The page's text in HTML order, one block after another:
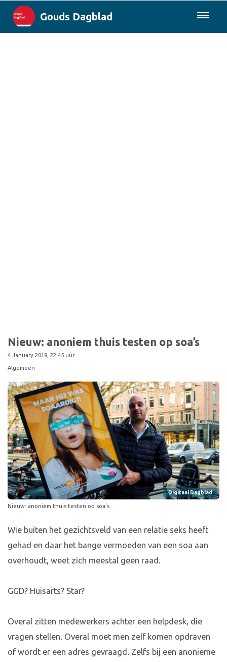
Gouds Dagblad
Nieuw: anoniem thuis testen op soa’s
4 January 2019, 22:45 uur
Algemeen
Digitaal Dagblad
Nieuw: anoniem thuis testen op soa’s
Wie buiten het gezichtsveld van een relatie seks heeft
gehad en daar het bange vermoeden van een soa aan
overhoudt, weet zich meestal geen raad.
GGD? Huisarts? Star?
Overal zitten medewerkers achter een helpdesk, die
vragen stellen. Overal moet men zelf komen opdraven
of wordt er een adres gevraagd. Zelfs bij een anonieme